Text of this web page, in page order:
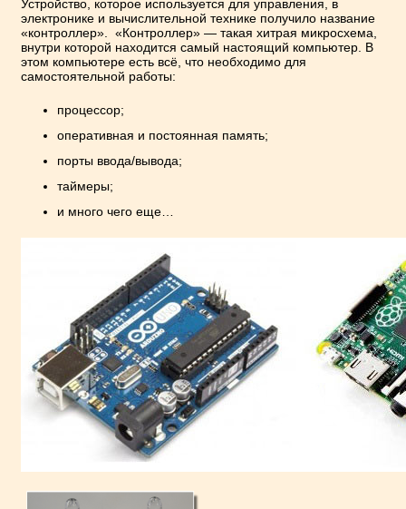
Устройство, которое используется для управления, в
электронике и вычислительной технике получило название
«контроллер». «Контроллер» — такая хитрая микросхема,
внутри которой находится самый настоящий компьютер. В
этом компьютере есть всё, что необходимо для
самостоятельной работы:
процессор;
оперативная и постоянная память;
порты ввода/вывода;
таймеры;
и много чего еще…